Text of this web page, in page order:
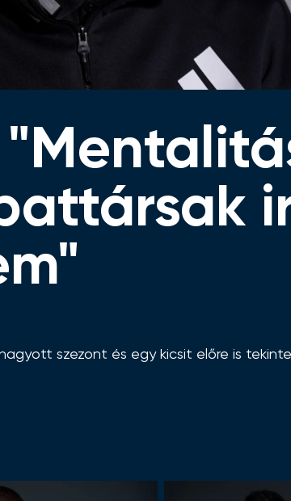
szezont és egy kicsit előre is